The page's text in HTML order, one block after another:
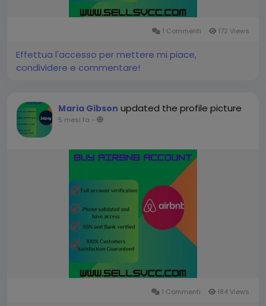
1 Commenti 172 Views
Effettua l'accesso per mettere mi piace,
condividere e commentare!
Maria Gibson updated the profile picture
5 mesi fa -
1 Commenti 184 Views